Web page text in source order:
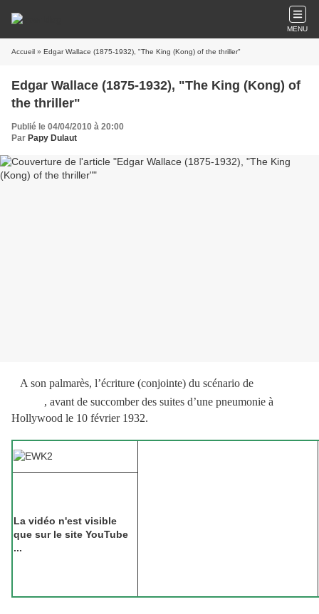
MENU
Accueil » Edgar Wallace (1875-1932), "The King (Kong) of the thriller"
Edgar Wallace (1875-1932), "The King (Kong) of
the thriller"
Publié le 04/04/2010 à 20:00
Par Papy Dulaut
A son palmarès, l’écriture (conjointe) du scénario de
, avant de succomber des suites d’une pneumonie à
Hollywood le 10 février 1932.
La vidéo n'est visible
que sur le site YouTube
...